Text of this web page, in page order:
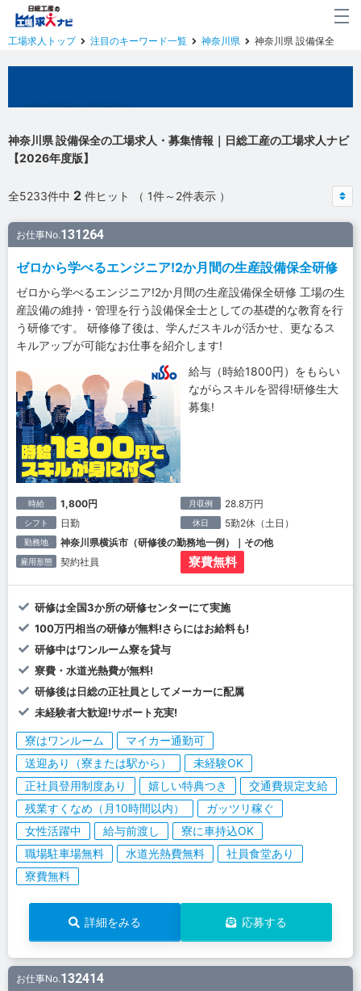
工場求人トップ 注目のキーワード一覧 神奈川県 神奈川県 設備保全
神奈川県 設備保全の工場求人・募集情報｜日総工産の工場求人ナビ
【2026年度版】
全5233件中 2 件ヒット （ 1件～2件表示 ）
お仕事No.131264
ゼロから学べるエンジニア!2か月間の生産設備保全研修
ゼロから学べるエンジニア!2か月間の生産設備保全研修 工場の生
産設備の維持・管理を行う設備保全士としての基礎的な教育を行
う研修です。 研修修了後は、学んだスキルが活かせ、更なるス
キルアップが可能なお仕事を紹介します!
給与（時給1800円）をもらい
ながらスキルを習得!研修生大
募集!
時給 1,800円 月収例 28.8万円
シフト 日勤 休日 5勤2休（土日）
勤務地 神奈川県横浜市（研修後の勤務地一例）｜その他
雇用形態 契約社員 寮費無料
研修は全国3か所の研修センターにて実施
100万円相当の研修が無料!さらにはお給料も!
研修中はワンルーム寮を貸与
寮費・水道光熱費が無料!
研修後は日総の正社員としてメーカーに配属
未経験者大歓迎!サポート充実!
寮はワンルーム
マイカー通勤可
送迎あり（寮または駅から）
未経験OK
正社員登用制度あり
嬉しい特典つき
交通費規定支給
残業すくなめ（月10時間以内）
ガッツリ稼ぐ
女性活躍中
給与前渡し
寮に車持込OK
職場駐車場無料
水道光熱費無料
社員食堂あり
寮費無料
詳細をみる 応募する
お仕事No.132414